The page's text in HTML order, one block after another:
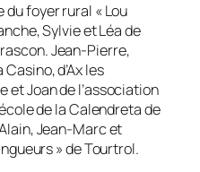
foyer rural « Lou
Sylvie et Léa de
Jean-Pierre,
d’Ax les
et Joan de l’association
de la Calendreta de
Jean-Marc et
» de Tourtrol.